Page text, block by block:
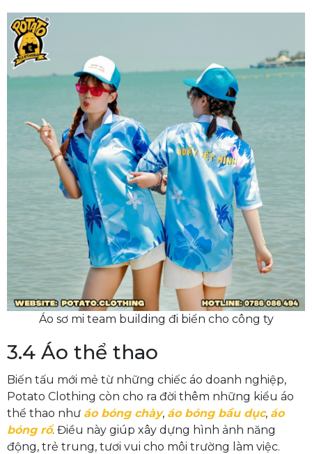
Áo sơ mi team building đi biển cho công ty
3.4 Áo thể thao
Biến tấu mới mẻ từ những chiếc áo doanh nghiệp,
Potato Clothing còn cho ra đời thêm những kiểu áo
thể thao như áo bóng chày, áo bóng bầu dục, áo
bóng rổ. Điều này giúp xây dựng hình ảnh năng
động, trẻ trung, tươi vui cho môi trường làm việc.